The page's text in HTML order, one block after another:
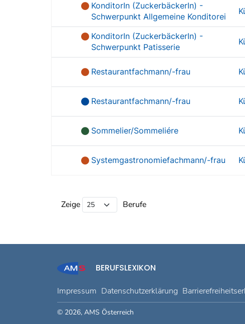
KonditorIn (ZuckerbäckerIn) -
Schwerpunkt Allgemeine Konditorei
KonditorIn (ZuckerbäckerIn) -
Schwerpunkt Patisserie
Restaurantfachmann/-frau
Restaurantfachmann/-frau
Sommelier/Sommeliére
Systemgastronomiefachmann/-frau
Zeige Berufe
BERUFSLEXIKON
Impressum Datenschutzerklärung
© 2026, AMS Österreich